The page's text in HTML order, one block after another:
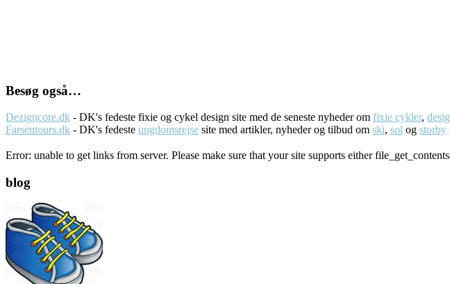
Besøg også…
Dezigncore.dk - DK's fedeste fixie og cykel design site med de seneste nyheder om fixie cykler,
Farsentours.dk - DK's fedeste ungdomsrejse site med artikler, nyheder og tilbud om ski, sol og storby
Error: unable to get links from server. Please make sure that your site supports either
blog